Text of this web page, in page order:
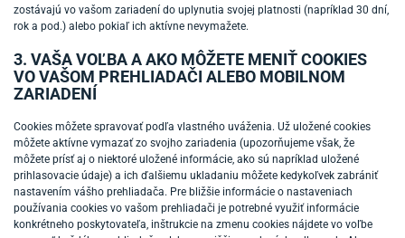
zostávajú vo vašom zariadení do uplynutia svojej platnosti (napríklad 30 dní,
rok a pod.) alebo pokiaľ ich aktívne nevymažete.
3. VAŠA VOĽBA A AKO MÔŽETE MENIŤ COOKIES
VO VAŠOM PREHLIADAČI ALEBO MOBILNOM
ZARIADENÍ
Cookies môžete spravovať podľa vlastného uváženia. Už uložené cookies
môžete aktívne vymazať zo svojho zariadenia (upozorňujeme však, že
môžete prísť aj o niektoré uložené informácie, ako sú napríklad uložené
prihlasovacie údaje) a ich ďalšiemu ukladaniu môžete kedykoľvek zabrániť
nastavením vášho prehliadača. Pre bližšie informácie o nastaveniach
používania cookies vo vašom prehliadači je potrebné využiť informácie
konkrétneho poskytovateľa, inštrukcie na zmenu cookies nájdete vo voľbe